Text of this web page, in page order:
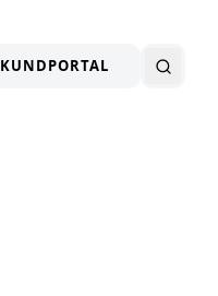
KUNDPORTAL